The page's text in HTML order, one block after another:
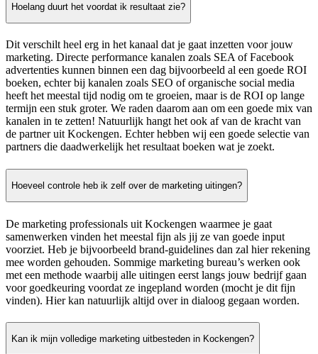
Hoelang duurt het voordat ik resultaat zie?
Dit verschilt heel erg in het kanaal dat je gaat inzetten voor jouw
marketing. Directe performance kanalen zoals SEA of Facebook
advertenties kunnen binnen een dag bijvoorbeeld al een goede ROI
boeken, echter bij kanalen zoals SEO of organische social media
heeft het meestal tijd nodig om te groeien, maar is de ROI op lange
termijn een stuk groter. We raden daarom aan om een goede mix van
kanalen in te zetten! Natuurlijk hangt het ook af van de kracht van
de partner uit Kockengen. Echter hebben wij een goede selectie van
partners die daadwerkelijk het resultaat boeken wat je zoekt.
Hoeveel controle heb ik zelf over de marketing uitingen?
De marketing professionals uit Kockengen waarmee je gaat
samenwerken vinden het meestal fijn als jij ze van goede input
voorziet. Heb je bijvoorbeeld brand-guidelines dan zal hier rekening
mee worden gehouden. Sommige marketing bureau’s werken ook
met een methode waarbij alle uitingen eerst langs jouw bedrijf gaan
voor goedkeuring voordat ze ingepland worden (mocht je dit fijn
vinden). Hier kan natuurlijk altijd over in dialoog gegaan worden.
Kan ik mijn volledige marketing uitbesteden in Kockengen?